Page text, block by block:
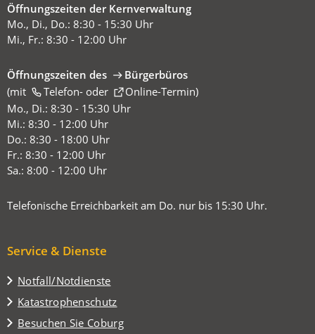
Öffnungszeiten der Kernverwaltung
Mo., Di., Do.: 8:30 - 15:30 Uhr
Mi., Fr.: 8:30 - 12:00 Uhr
Öffnungszeiten des
Bürgerbüros
(mit
Telefon-oder Online-Termin
(Öffnet
in
einem
neuen
Tab)
)
Mo., Di.: 8:30 - 15:30 Uhr
Mi.: 8:30 - 12:00 Uhr
Do.: 8:30 - 18:00 Uhr
Fr.: 8:30 - 12:00 Uhr
Sa.: 8:00 - 12:00 Uhr
Telefonische Erreichbarkeit am Do. nur bis 15:30 Uhr.
Service & Dienste
Notfall/Notdienste
Katastrophenschutz
Besuchen Sie Coburg
(Öffnet